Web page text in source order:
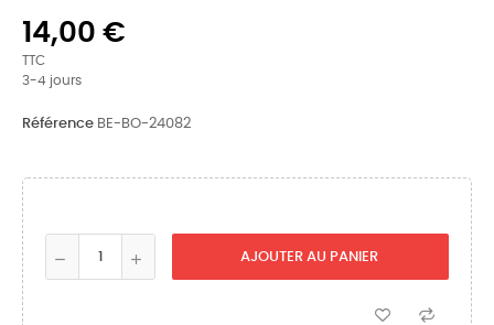
14,00 €
TTC
3-4 jours
Référence BE-BO-24082
AJOUTER AU PANIER